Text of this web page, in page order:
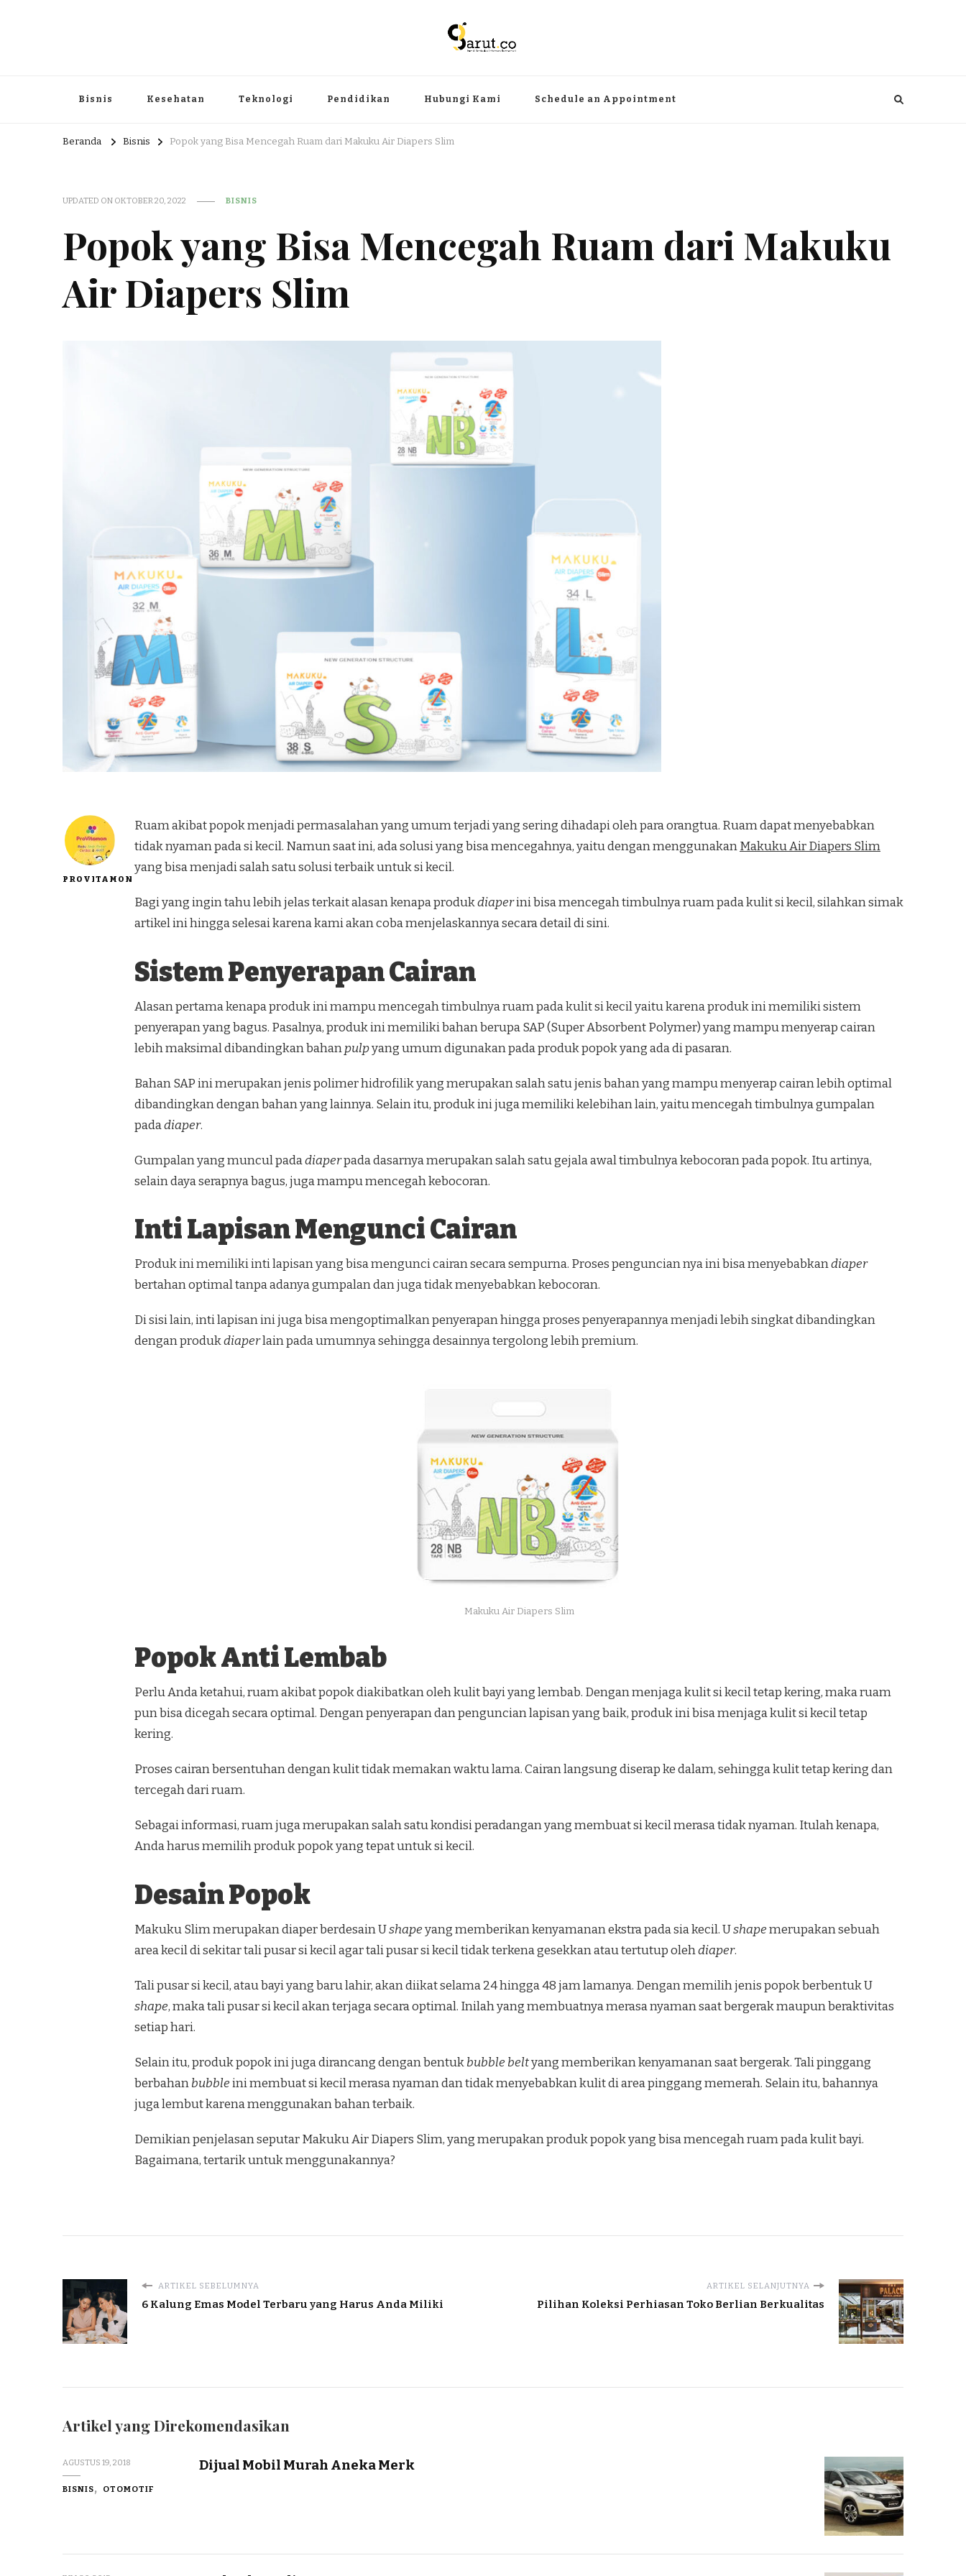
Bisnis Kesehatan Teknologi Pendidikan Hubungi Kami Schedule an Appointment
Beranda Bisnis Popok yang Bisa Mencegah Ruam dari Makuku Air Diapers Slim
UPDATED ON OKTOBER 20, 2022 BISNIS
Popok yang Bisa Mencegah Ruam dari Makuku
Air Diapers Slim
PROVITAMON
Ruam akibat popok menjadi permasalahan yang umum terjadi yang sering dihadapi oleh para orangtua. Ruam dapat menyebabkan
tidak nyaman pada si kecil. Namun saat ini, ada solusi yang bisa mencegahnya, yaitu dengan menggunakanMakuku Air Diapers Slim
yang bisa menjadi salah satu solusi terbaik untuk si kecil.
Bagi yang ingin tahu lebih jelas terkait alasan kenapa produkdiaperini bisa mencegah timbulnya ruam pada kulit si kecil, silahkan simak
artikel ini hingga selesai karena kami akan coba menjelaskannya secara detail di sini.
Sistem Penyerapan Cairan
Alasan pertama kenapa produk ini mampu mencegah timbulnya ruam pada kulit si kecil yaitu karena produk ini memiliki sistem
penyerapan yang bagus. Pasalnya, produk ini memiliki bahan berupa SAP (Super Absorbent Polymer) yang mampu menyerap cairan
lebih maksimal dibandingkan bahanpulpyang umum digunakan pada produk popok yang ada di pasaran.
Bahan SAP ini merupakan jenis polimer hidrofilik yang merupakan salah satu jenis bahan yang mampu menyerap cairan lebih optimal
dibandingkan dengan bahan yang lainnya. Selain itu, produk ini juga memiliki kelebihan lain, yaitu mencegah timbulnya gumpalan
padadiaper.
Gumpalan yang muncul padadiaperpada dasarnya merupakan salah satu gejala awal timbulnya kebocoran pada popok. Itu artinya,
selain daya serapnya bagus, juga mampu mencegah kebocoran.
Inti Lapisan Mengunci Cairan
Produk ini memiliki inti lapisan yang bisa mengunci cairan secara sempurna. Proses penguncian nya ini bisa menyebabkandiaper
bertahan optimal tanpa adanya gumpalan dan juga tidak menyebabkan kebocoran.
Di sisi lain, inti lapisan ini juga bisa mengoptimalkan penyerapan hingga proses penyerapannya menjadi lebih singkat dibandingkan
dengan produkdiaperlain pada umumnya sehingga desainnya tergolong lebih premium.
Makuku Air Diapers Slim
Popok Anti Lembab
Perlu Anda ketahui, ruam akibat popok diakibatkan oleh kulit bayi yang lembab. Dengan menjaga kulit si kecil tetap kering, maka ruam
pun bisa dicegah secara optimal. Dengan penyerapan dan penguncian lapisan yang baik, produk ini bisa menjaga kulit si kecil tetap
kering.
Proses cairan bersentuhan dengan kulit tidak memakan waktu lama. Cairan langsung diserap ke dalam, sehingga kulit tetap kering dan
tercegah dari ruam.
Sebagai informasi, ruam juga merupakan salah satu kondisi peradangan yang membuat si kecil merasa tidak nyaman. Itulah kenapa,
Anda harus memilih produk popok yang tepat untuk si kecil.
Desain Popok
Makuku Slim merupakan diaper berdesain Ushapeyang memberikan kenyamanan ekstra pada sia kecil. Ushapemerupakan sebuah
area kecil di sekitar tali pusar si kecil agar tali pusar si kecil tidak terkena gesekkan atau tertutup olehdiaper.
Tali pusar si kecil, atau bayi yang baru lahir, akan diikat selama 24 hingga 48 jam lamanya. Dengan memilih jenis popok berbentuk U
shape, maka tali pusar si kecil akan terjaga secara optimal. Inilah yang membuatnya merasa nyaman saat bergerak maupun beraktivitas
setiap hari.
Selain itu, produk popok ini juga dirancang dengan bentukbubble beltyang memberikan kenyamanan saat bergerak. Tali pinggang
berbahanbubbleini membuat si kecil merasa nyaman dan tidak menyebabkan kulit di area pinggang memerah. Selain itu, bahannya
juga lembut karena menggunakan bahan terbaik.
Demikian penjelasan seputar Makuku Air Diapers Slim, yang merupakan produk popok yang bisa mencegah ruam pada kulit bayi.
Bagaimana, tertarik untuk menggunakannya?
ARTIKEL SEBELUMNYA
6 Kalung Emas Model Terbaru yang Harus Anda Miliki
ARTIKEL SELANJUTNYA
Pilihan Koleksi Perhiasan Toko Berlian Berkualitas
Artikel yang Direkomendasikan
AGUSTUS 19, 2018
BISNIS OTOMOTIF
Dijual Mobil Murah Aneka Merk